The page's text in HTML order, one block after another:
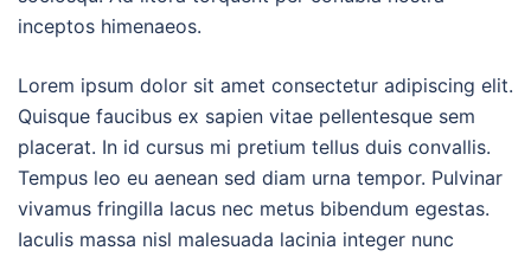
inceptos himenaeos.
Lorem ipsum dolor sit amet consectetur adipiscing elit.
Quisque faucibus ex sapien vitae pellentesque sem
placerat. In id cursus mi pretium tellus duis convallis.
Tempus leo eu aenean sed diam urna tempor. Pulvinar
vivamus fringilla lacus nec metus bibendum egestas.
Iaculis massa nisl malesuada lacinia integer nunc